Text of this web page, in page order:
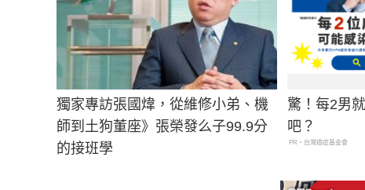
獨家專訪張國煒，從維修小弟、機
師到土狗董座》張榮發么子99.9分
的接班學
驚！每2男
吧？
PR・台灣癌症基金會